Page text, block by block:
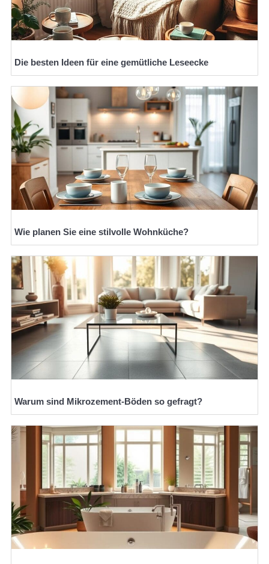
Die besten Ideen für eine gemütliche Leseecke
Wie planen Sie eine stilvolle Wohnküche?
Warum sind Mikrozement-Böden so gefragt?